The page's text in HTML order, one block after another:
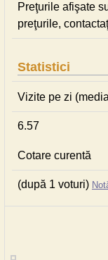
Preţurile afişate
preţurile,
Statistici
Vizite pe zi
6.57
Cotare curentă
(după 1 voturi)